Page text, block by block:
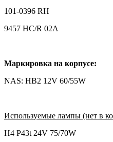
101-0396 RH
9457 HC/R 02A
Маркировка на корпусе:
NAS: HB2 12V 60/55W
Используемые лампы (нет в
H4 P43t 24V 75/70W